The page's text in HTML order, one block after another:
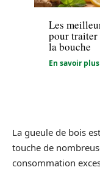
Les
pour traiter
la bouche
En savoir plus
La gueule de bois
touche de
consommation